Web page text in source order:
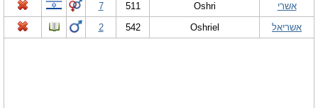
אשרי
Oshri
511
7
אשריאל
Oshriel
542
2